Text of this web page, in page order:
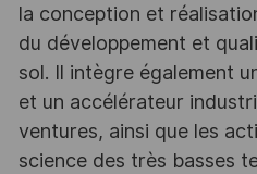
la conception et
du développement et
sol. Il intègre également
et un accélérateur
ventures, ainsi que les
science des très basses